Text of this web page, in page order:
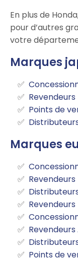
En plus de
pour d’autres
votre
Marques
Points de
Marques
Points de